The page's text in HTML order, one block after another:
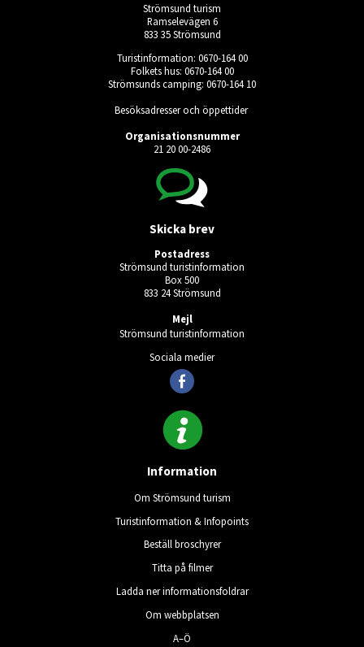
Strömsund turism
Ramselevägen 6
833 35 Strömsund
Turistinformation: 0670-164 00
Folkets hus: 0670-164 00
Strömsunds camping: 0670-164 10
Besöksadresser och öppettider
Organisationsnummer
21 20 00-2486
Skicka brev
Postadress
Strömsund turistinformation
Box 500
833 24 Strömsund
Mejl
Strömsund turistinformation
Sociala medier
Information
Om Strömsund turism
Turistinformation & Infopoints
Beställ broschyrer
Titta på filmer
Ladda ner informationsfoldrar
Om webbplatsen
A–Ö